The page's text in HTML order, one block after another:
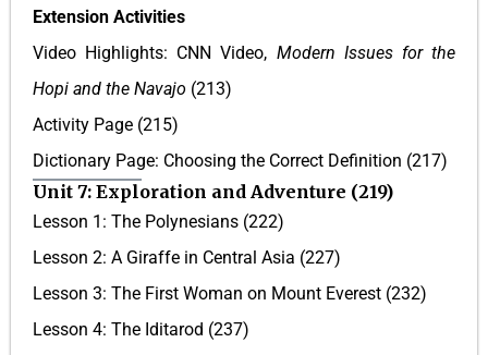
Extension Activities
Video Highlights: CNN Video, Modern Issues for the
Hopi and the Navajo (213)
Activity Page (215)
Dictionary Page: Choosing the Correct Definition (217)
Unit 7: Exploration and Adventure (219)
Lesson 1: The Polynesians (222)
Lesson 2: A Giraffe in Central Asia (227)
Lesson 3: The First Woman on Mount Everest (232)
Lesson 4: The Iditarod (237)